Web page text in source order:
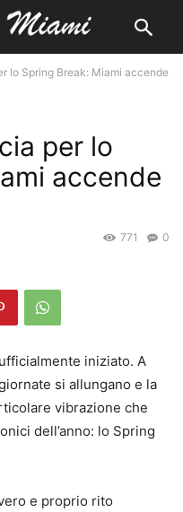
lo Spring Break: Miami accende
per lo
accende
0
771
iniziato. A
si allungano e la
vibrazione che
dell’anno: lo Spring
e proprio rito